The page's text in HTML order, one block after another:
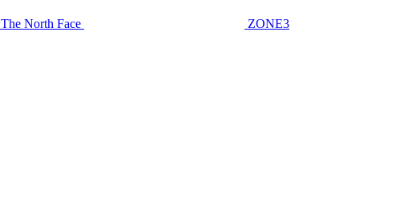
The North Face ZONE3